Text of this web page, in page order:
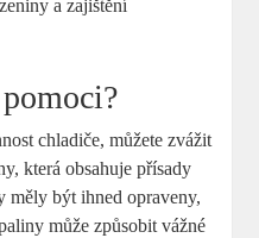
a zajištění
chladiče, můžete zvážit
která obsahuje přísady
měly být ihned opraveny,
může způsobit vážné